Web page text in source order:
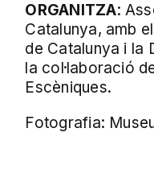
ORGANITZA:
Catalunya, amb
de Catalunya i la
la col·laboració
Escèniques.
Fotografia: